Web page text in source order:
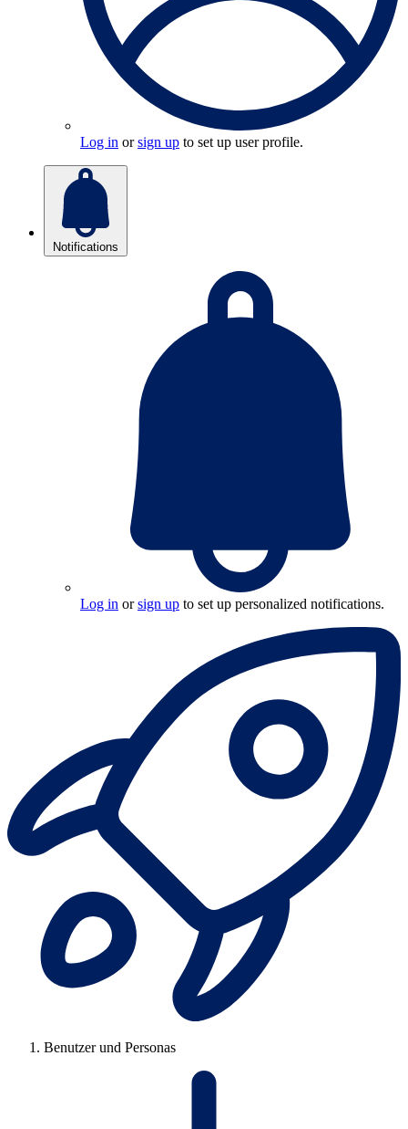
Log in orsign up to set up user profile.
Notifications
Log in orsign up to set up personalized notifications.
Benutzer und Personas